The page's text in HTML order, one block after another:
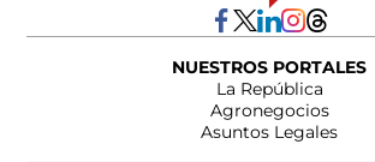
NUESTROS PORTALES
La República
Agronegocios
Asuntos Legales